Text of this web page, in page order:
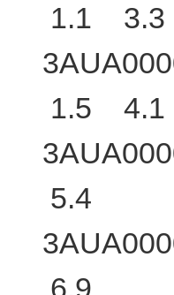
1.1 3.3
1.5 4.1
5.4
6.9